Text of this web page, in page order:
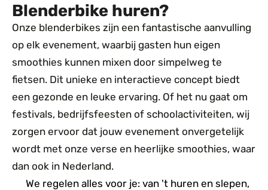
Blenderbike huren?
Onze blenderbikes zijn een fantastische aanvulling
op elk evenement, waarbij gasten hun eigen
smoothies kunnen mixen door simpelweg te
fietsen. Dit unieke en interactieve concept biedt
een gezonde en leuke ervaring. Of het nu gaat om
festivals, bedrijfsfeesten of schoolactiviteiten, wij
zorgen ervoor dat jouw evenement onvergetelijk
wordt met onze verse en heerlijke smoothies, waar
dan ook in Nederland.
We regelen alles voor je: van 't huren en slepen,